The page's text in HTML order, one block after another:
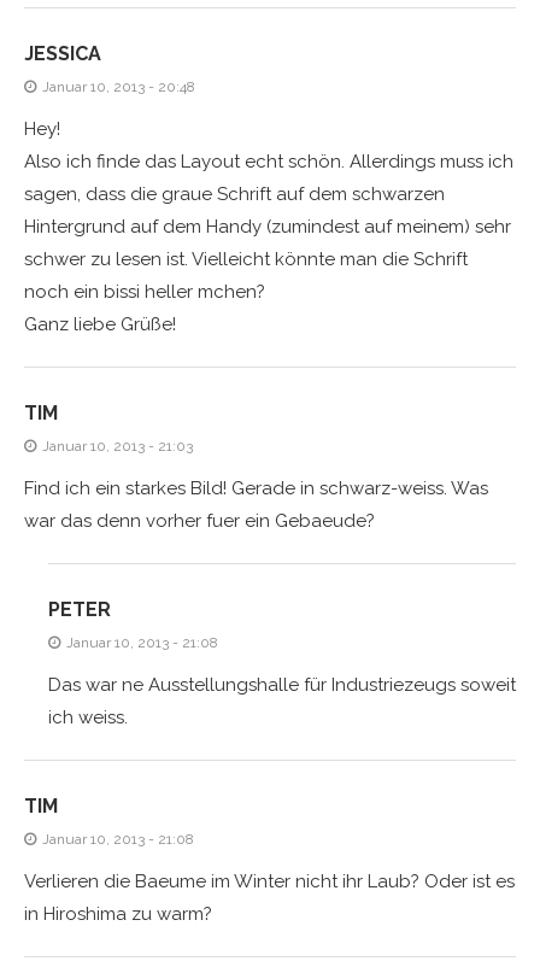
JESSICA
Januar 10, 2013 - 20:48
Hey!
Also ich finde das Layout echt schön. Allerdings muss ich
sagen, dass die graue Schrift auf dem schwarzen
Hintergrund auf dem Handy (zumindest auf meinem) sehr
schwer zu lesen ist. Vielleicht könnte man die Schrift
noch ein bissi heller mchen?
Ganz liebe Grüße!
TIM
Januar 10, 2013 - 21:03
Find ich ein starkes Bild! Gerade in schwarz-weiss. Was
war das denn vorher fuer ein Gebaeude?
PETER
Januar 10, 2013 - 21:08
Das war ne Ausstellungshalle für Industriezeugs soweit
ich weiss.
TIM
Januar 10, 2013 - 21:08
Verlieren die Baeume im Winter nicht ihr Laub? Oder ist es
in Hiroshima zu warm?